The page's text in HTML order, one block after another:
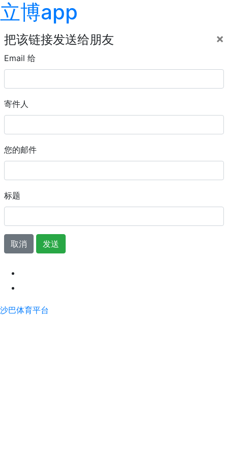
立博app
×
把该链接发送给朋友
Email 给
寄件人
您的邮件
标题
取消 发送
沙巴体育平台